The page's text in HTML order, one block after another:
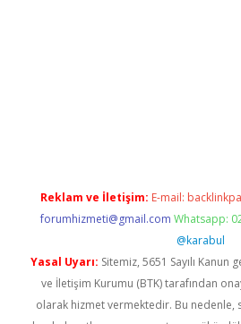
Reklam ve İletişim: E-mail:
forumhizmeti@gmail.com Whatsapp:
@karabul
Yasal Uyarı: Sitemiz, 5651 Sayılı
ve İletişim Kurumu (BTK) tarafından
olarak hizmet vermektedir. Bu